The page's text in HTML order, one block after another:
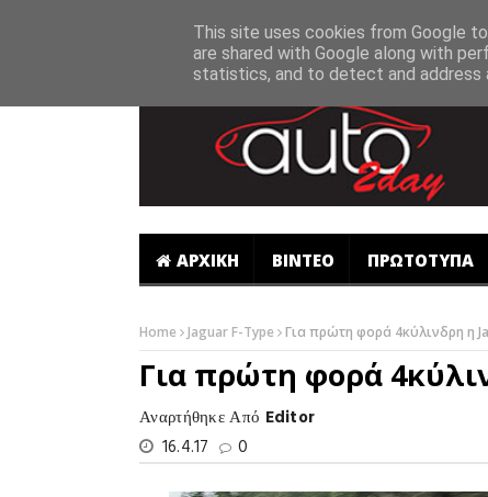
ΑΡΧΙΚΗ ΒΙΝΤΕΟ ΠΡΩΤΟΤΥΠΑ
Home Jaguar F-Type Για πρώτη φορά 4κύλινδρη η
Για πρώτη φορά
Αναρτήθηκε Από Editor
16.4.17
0
This site uses cookies from Google
are shared with Google along with
statistics, and to detect and address